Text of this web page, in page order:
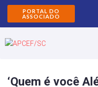
PORTAL DO
ASSOCIADO
‘Quem é você